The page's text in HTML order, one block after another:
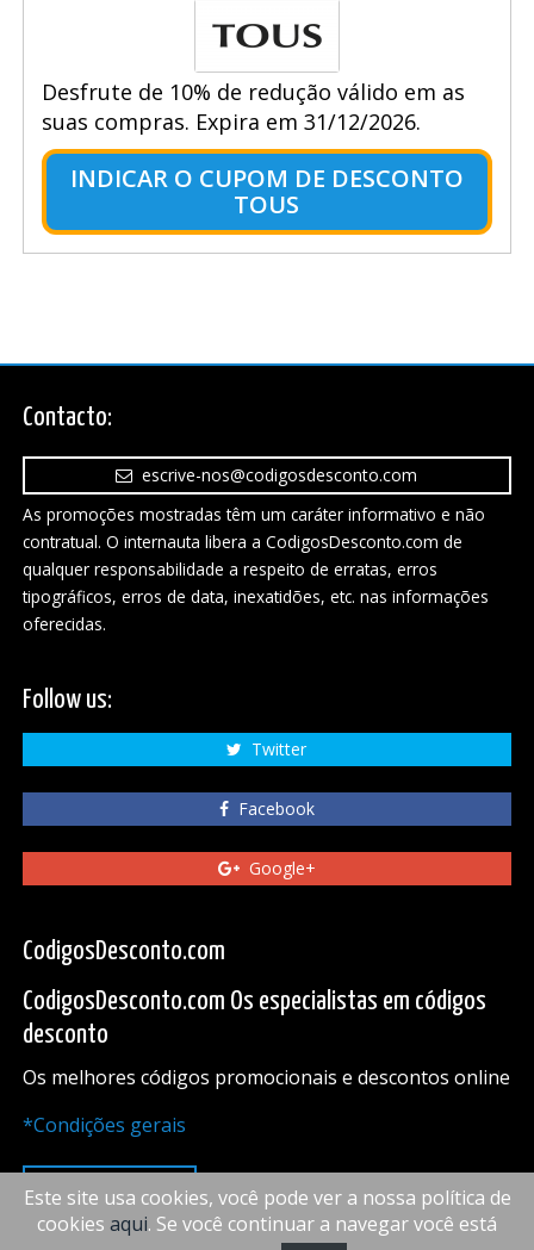
Desfrute de 10% de redução válido em as
suas compras. Expira em 31/12/2026.
INDICAR O CUPOM DE DESCONTO
TOUS
Contacto:
escrive-nos@codigosdesconto.com
As promoções mostradas têm um caráter informativo e não
contratual. O internauta libera a CodigosDesconto.com de
qualquer responsabilidade a respeito de erratas, erros
tipográficos, erros de data, inexatidões, etc. nas informações
oferecidas.
Follow us:
Twitter
Facebook
Google+
CodigosDesconto.com
CodigosDesconto.com Os especialistas em códigos
desconto
Os melhores códigos promocionais e descontos online
*Condições gerais
PARA CIMA
Este site usa cookies, você pode ver a nossa política de
cookies aqui. Se você continuar a navegar você está